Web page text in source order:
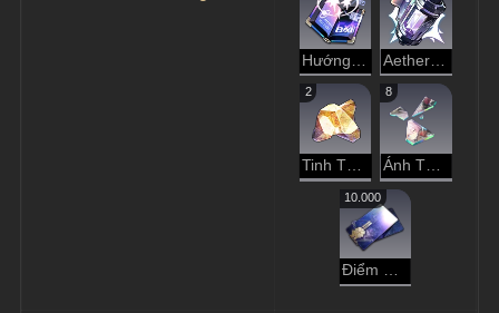
Aether Tinh Luyện
2
Tinh Thể Đánh Mất
8
Ánh Tà Dương Rực Rỡ
10.000
Điểm Tín Dụng